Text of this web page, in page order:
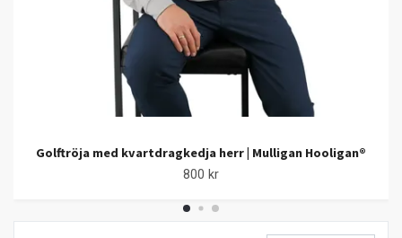
Golftröja med kvartdragkedja herr | Mulligan Hooligan®
800 kr